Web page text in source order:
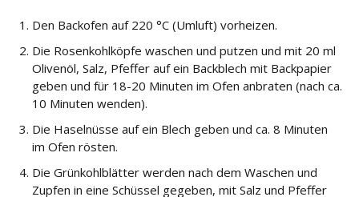
Den Backofen auf 220 °C (Umluft) vorheizen.
Die Rosenkohlköpfe waschen und putzen und mit 20 ml
Olivenöl, Salz, Pfeffer auf ein Backblech mit Backpapier
geben und für 18-20 Minuten im Ofen anbraten (nach ca.
10 Minuten wenden).
Die Haselnüsse auf ein Blech geben und ca. 8 Minuten
im Ofen rösten.
Die Grünkohlblätter werden nach dem Waschen und
Zupfen in eine Schüssel gegeben, mit Salz und Pfeffer